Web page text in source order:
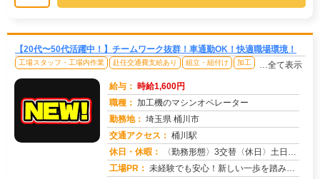
【20代〜50代活躍中！】チームワーク抜群！車通勤OK！快適職場環境！
工場スタッフ・工場内作業 赴任交通費支給あり 組立・組付け 加工 …全て表示
給与： 時給1,600円
職種： 加工機のマシンオペレーター
勤務地： 埼玉県 桶川市
交通アクセス： 桶川駅
休日・休暇：
〈勤務形態〉3交替〈休日〉土日休み※職場カレンダーによる
工場PR： 未経験でも安心！新しい一歩を踏み出せます。株式会社京栄センターでは、経験・学歴・スキルは一切問いません。未経験者や...